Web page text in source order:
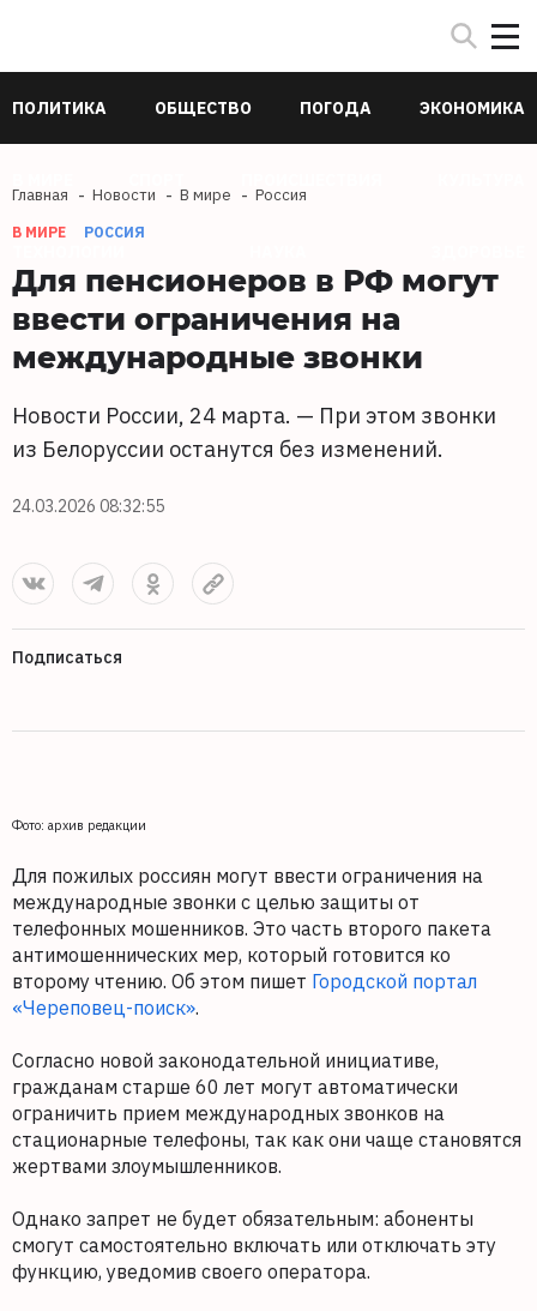
ПОЛИТИКА ОБЩЕСТВО ПОГОДА ЭКОНОМИКА
Главная Новости В мире Россия
В МИРЕ РОССИЯ
Для пенсионеров в РФ могут
ввести ограничения на
международные звонки
Новости России, 24 марта. — При этом звонки
из Белоруссии останутся без изменений.
24.03.2026 08:32:55
Подписаться
Фото: архив редакции
Для пожилых россиян могут ввести ограничения на
международные звонки с целью защиты от
телефонных мошенников. Это часть второго пакета
антимошеннических мер, который готовится ко
второму чтению. Об этом пишет Городской портал
«Череповец-поиск».
Согласно новой законодательной инициативе,
гражданам старше 60 лет могут автоматически
ограничить прием международных звонков на
стационарные телефоны, так как они чаще становятся
жертвами злоумышленников.
Однако запрет не будет обязательным: абоненты
смогут самостоятельно включать или отключать эту
функцию, уведомив своего оператора.